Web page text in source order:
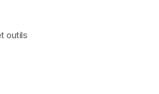
outils